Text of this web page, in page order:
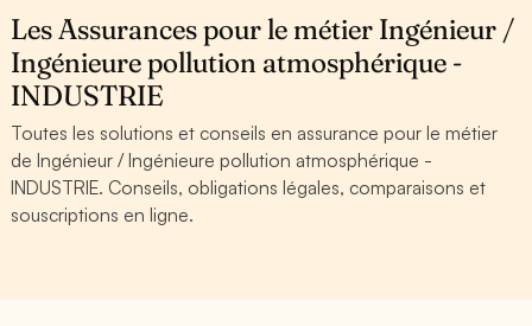
Les Assurances pour le métier Ingénieur /
Ingénieure pollution atmosphérique -
INDUSTRIE
Toutes les solutions et conseils en assurance pour le métier
de Ingénieur / Ingénieure pollution atmosphérique -
INDUSTRIE. Conseils, obligations légales, comparaisons et
souscriptions en ligne.